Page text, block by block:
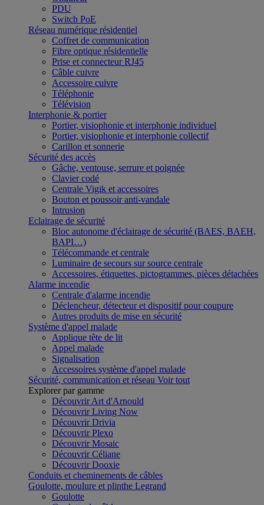
PDU
Switch PoE
Réseau numérique résidentiel
Coffret de communication
Fibre optique résidentielle
Prise et connecteur RJ45
Câble cuivre
Accessoire cuivre
Téléphonie
Télévision
Interphonie & portier
Portier, visiophonie et interphonie individuel
Portier, visiophonie et interphonie collectif
Carillon et sonnerie
Sécurité des accès
Gâche, ventouse, serrure et poignée
Clavier codé
Centrale Vigik et accessoires
Bouton et poussoir anti-vandale
Intrusion
Eclairage de sécurité
Bloc autonome d'éclairage de sécurité (BAES, BAEH,
BAPI…)
Télécommande et centrale
Luminaire de secours sur source centrale
Accessoires, étiquettes, pictogrammes, pièces détachées
Alarme incendie
Centrale d'alarme incendie
Déclencheur, détecteur et dispositif pour coupure
Autres produits de mise en sécurité
Système d'appel malade
Applique tête de lit
Appel malade
Signalisation
Accessoires système d'appel malade
Sécurité, communication et réseau Voir tout
Explorer par gamme
Découvrir Art d'Arnould
Découvrir Living Now
Découvrir Drivia
Découvrir Plexo
Découvrir Mosaic
Découvrir Céliane
Découvrir Dooxie
Conduits et cheminements de câbles
Goulotte, moulure et plinthe Legrand
Goulotte